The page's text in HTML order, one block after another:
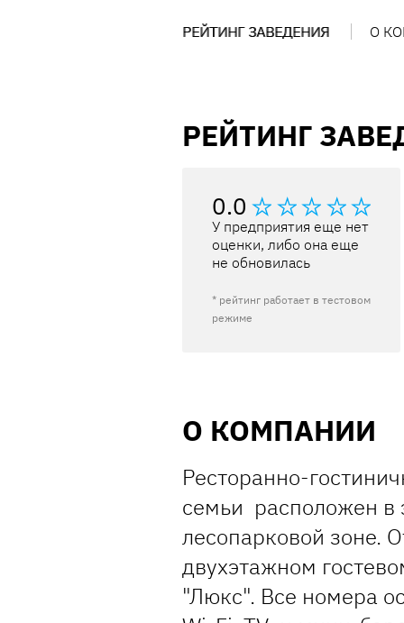
РЕЙТИНГ ЗАВЕДЕНИЯ О
РЕЙТИНГ
0.0
У предприятия еще нет
оценки, либо она еще
не обновилась
* рейтинг работает в тестовом
режиме
О КОМПАНИИ
Ресторанно-
семьи расположен в
лесопарковой зоне.
двухэтажном
"Люкс". Все номера